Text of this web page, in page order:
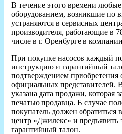
В течение этого времени
оборудованием, возникшие по
устраняются в сервисных
производителя, работающие в
числе в г. Оренбурге в
При покупке насосов каждый
инструкцию и гарантийный
подтверждением приобретения
официальных представителей.
указана дата продажи, которая
печатью продавца. В случае
покупатель должен
центр «Джилекс» и предъявить
гарантийный талон.